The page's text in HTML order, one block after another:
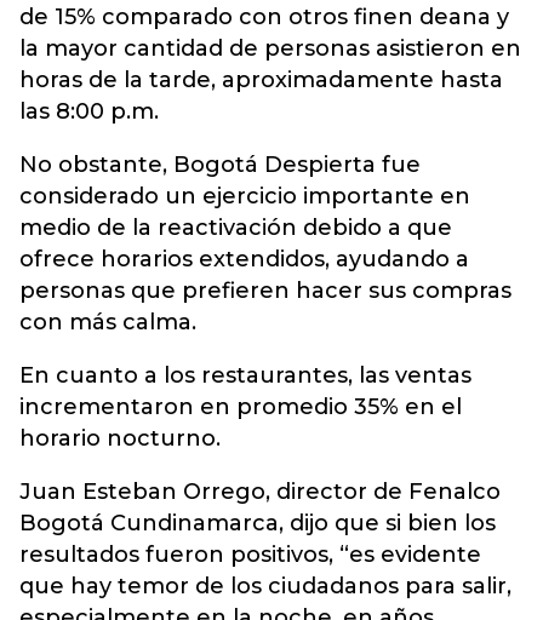
de 15% comparado con otros finen deana y
la mayor cantidad de personas asistieron en
horas de la tarde, aproximadamente hasta
las 8:00 p.m.
No obstante, Bogotá Despierta fue
considerado un ejercicio importante en
medio de la reactivación debido a que
ofrece horarios extendidos, ayudando a
personas que prefieren hacer sus compras
con más calma.
En cuanto a los restaurantes, las ventas
incrementaron en promedio 35% en el
horario nocturno.
Juan Esteban Orrego, director de Fenalco
Bogotá Cundinamarca, dijo que si bien los
resultados fueron positivos, “es evidente
que hay temor de los ciudadanos para salir,